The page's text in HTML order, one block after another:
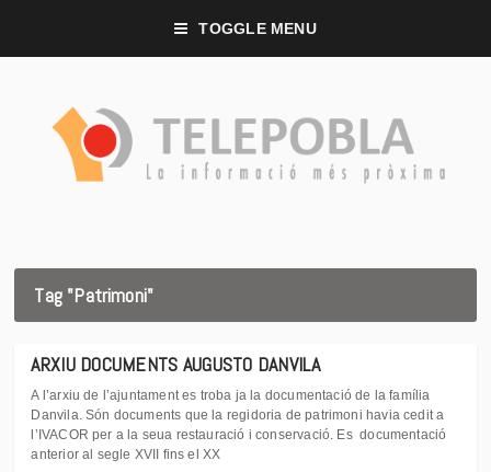
TOGGLE MENU
Tag "Patrimoni"
ARXIU DOCUMENTS AUGUSTO DANVILA
A l’arxiu de l’ajuntament es troba ja la documentació de la família
Danvila. Són documents que la regidoria de patrimoni havia cedit a
l’IVACOR per a la seua restauració i conservació. Es documentació
anterior al segle XVII fins el XX